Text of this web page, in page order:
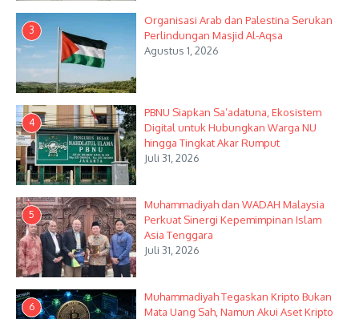
3
Organisasi Arab dan Palestina Serukan
Perlindungan Masjid Al-Aqsa
Agustus 1, 2026
4
PBNU Siapkan Sa’adatuna, Ekosistem
Digital untuk Hubungkan Warga NU
hingga Tingkat Akar Rumput
Juli 31, 2026
5
Muhammadiyah dan WADAH Malaysia
Perkuat Sinergi Kepemimpinan Islam
Asia Tenggara
Juli 31, 2026
6
Muhammadiyah Tegaskan Kripto Bukan
Mata Uang Sah, Namun Akui Aset Kripto